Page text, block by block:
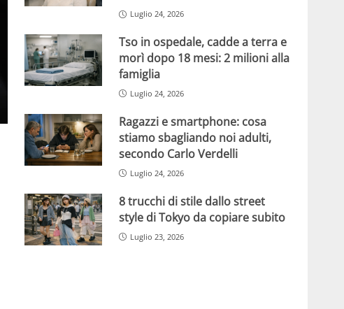
Luglio 24, 2026
Tso in ospedale, cadde a terra e
morì dopo 18 mesi: 2 milioni alla
famiglia
Luglio 24, 2026
Ragazzi e smartphone: cosa
stiamo sbagliando noi adulti,
secondo Carlo Verdelli
Luglio 24, 2026
8 trucchi di stile dallo street
style di Tokyo da copiare subito
Luglio 23, 2026